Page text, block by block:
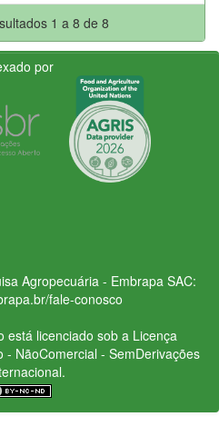
1 a 8 de 8
por
Agropecuária - Embrapa SAC:
fale-conosco
está licenciado sob a Licença
NãoComercial - SemDerivações